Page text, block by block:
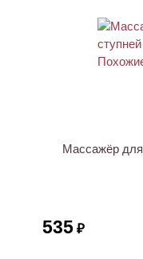
Массажёр
535 ₽